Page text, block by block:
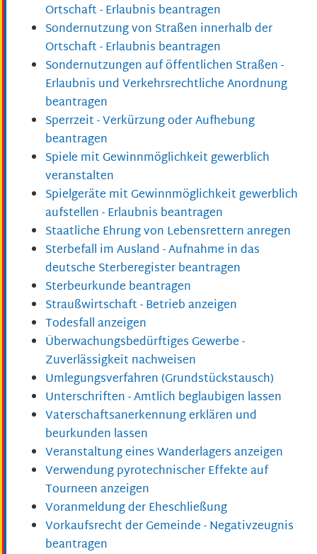
Ortschaft - Erlaubnis beantragen
Sondernutzung von Straßen innerhalb der
Ortschaft - Erlaubnis beantragen
Sondernutzungen auf öffentlichen Straßen -
Erlaubnis und Verkehrsrechtliche Anordnung
beantragen
Sperrzeit - Verkürzung oder Aufhebung
beantragen
Spiele mit Gewinnmöglichkeit gewerblich
veranstalten
Spielgeräte mit Gewinnmöglichkeit gewerblich
aufstellen - Erlaubnis beantragen
Staatliche Ehrung von Lebensrettern anregen
Sterbefall im Ausland - Aufnahme in das
deutsche Sterberegister beantragen
Sterbeurkunde beantragen
Straußwirtschaft - Betrieb anzeigen
Todesfall anzeigen
Überwachungsbedürftiges Gewerbe -
Zuverlässigkeit nachweisen
Umlegungsverfahren (Grundstückstausch)
Unterschriften - Amtlich beglaubigen lassen
Vaterschaftsanerkennung erklären und
beurkunden lassen
Veranstaltung eines Wanderlagers anzeigen
Verwendung pyrotechnischer Effekte auf
Tourneen anzeigen
Voranmeldung der Eheschließung
Vorkaufsrecht der Gemeinde - Negativzeugnis
beantragen